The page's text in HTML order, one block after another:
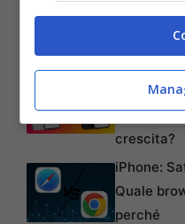
offerte
Quest 3 e
iPhone
crescita?
iPhone:
Quale
perché